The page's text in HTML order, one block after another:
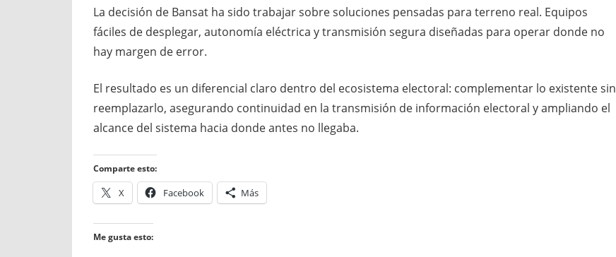
La decisión de Bansat ha sido trabajar sobre soluciones pensadas para terreno real. Equipos
fáciles de desplegar, autonomía eléctrica y transmisión segura diseñadas para operar donde no
hay margen de error.
El resultado es un diferencial claro dentro del ecosistema electoral: complementar lo existente sin
reemplazarlo, asegurando continuidad en la transmisión de información electoral y ampliando el
alcance del sistema hacia donde antes no llegaba.
Comparte esto:
X Facebook Más
Me gusta esto: